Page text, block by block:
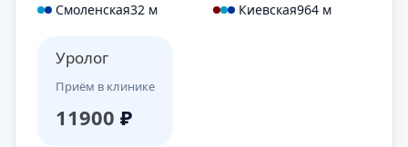
Смоленская32 м Киевская964 м
Уролог
Приём в клинике
11900 ₽